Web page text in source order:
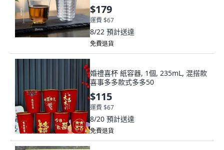
$179
運費 $67
8/22 預計送達
免費退貨
婚禮喜杯 紙容器, 1個, 235mL, 混搭款
喜事多多款式多多50
$115
運費 $67
8/20 預計送達
免費退貨